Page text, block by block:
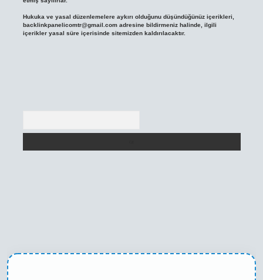
Hukuka ve yasal düzenlemelere aykırı olduğunu düşündüğünüz içerikleri,
backlinkpanelicomtr@gmail.comadresine bildirmeniz halinde, ilgili
içerikler yasal süre içerisinde sitemizden kaldırılacaktır.